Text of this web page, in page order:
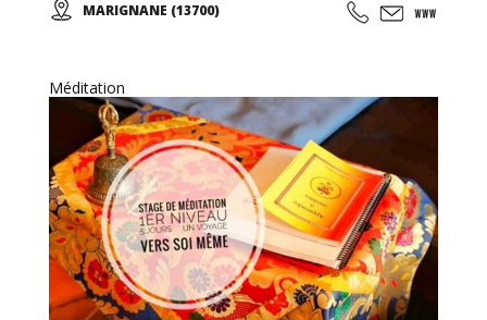
(bassin de 70m2), salle de cours de 200 m2, plateau cardio
de 100m2, espace bar et détente avec billard et babyfoot
de 100m2, espace bien être de 100m2 (massage, épilation,
LPG …), espace vestiaire avec cabines et douches
individuelle de 100m2, ...
MARIGNANE (13700)
Méditation